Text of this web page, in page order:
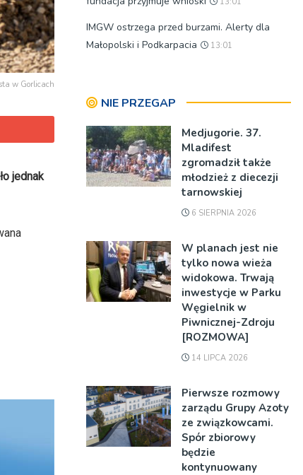
w Gorlicach
jednak
IMGW ostrzega przed burzami. Alerty dla
Małopolski i Podkarpacia
13:01
NIE PRZEGAP
Medjugorie. 37.
Mladifest
zgromadził także
młodzież z diecezji
tarnowskiej
6 SIERPNIA 2026
W planach jest nie
tylko nowa wieża
widokowa. Trwają
inwestycje w Parku
Węgielnik w
Piwnicznej-Zdroju
[ROZMOWA]
14 LIPCA 2026
Pierwsze rozmowy
zarządu Grupy Azoty
ze związkowcami.
Spór zbiorowy
będzie
kontynuowany